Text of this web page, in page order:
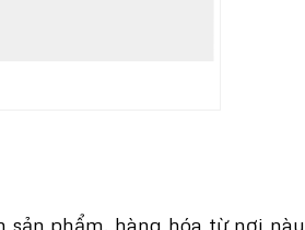
sản phẩm, hàng hóa từ nơi này